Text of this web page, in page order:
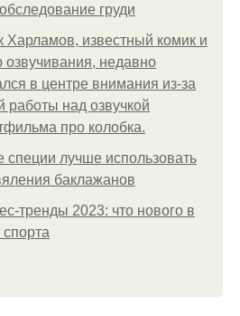
груди
Харламов, известный комик и
озвучивания, недавно
в центре внимания из-за
работы над озвучкой
про колобка.
специи лучше использовать
баклажанов
тренды 2023: что нового в